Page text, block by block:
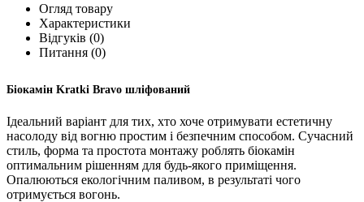
Огляд товару
Характеристики
Відгуків (0)
Питання (0)
Біокамін Kratki Bravo шліфований
Ідеальний варіант для тих, хто хоче отримувати естетичну
насолоду від вогню простим і безпечним способом. Сучасний
стиль, форма та простота монтажу роблять біокамін
оптимальним рішенням для будь-якого приміщення.
Опалюються екологічним паливом, в результаті чого
отримується вогонь.